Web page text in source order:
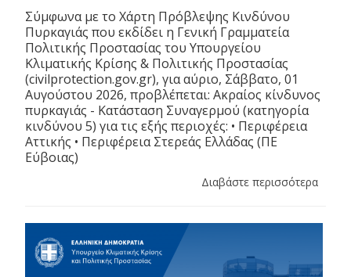
Σύμφωνα με το Χάρτη Πρόβλεψης Κινδύνου
Πυρκαγιάς που εκδίδει η Γενική Γραμματεία
Πολιτικής Προστασίας του Υπουργείου
Κλιματικής Κρίσης & Πολιτικής Προστασίας
(civilprotection.gov.gr), για αύριο, Σάββατο, 01
Αυγούστου 2026, προβλέπεται: Ακραίος κίνδυνος
πυρκαγιάς - Κατάσταση Συναγερμού (κατηγορία
κινδύνου 5) για τις εξής περιοχές: • Περιφέρεια
Αττικής • Περιφέρεια Στερεάς Ελλάδας (ΠΕ
Εύβοιας)
Διαβάστε περισσότερα